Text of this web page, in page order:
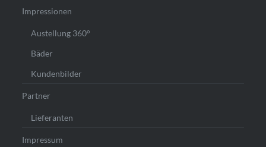
Impressionen
Austellung 360°
Bäder
Kundenbilder
Partner
Lieferanten
Impressum